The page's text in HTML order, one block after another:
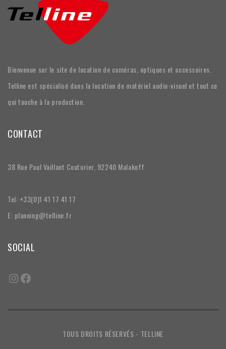
Bienvenue sur le site de location de caméras, optiques et accessoires.
Telline est spécialisé dans la location de matériel audio-visuel et tout ce
qui touche à la production.
CONTACT
38 Rue Paul Vaillant Couturier, 92240 Malakoff
Tel: +33(0)1 41 17 41 17
E: planning@telline.fr
SOCIAL
TOUS DROITS RÉSERVÉS - TELLINE